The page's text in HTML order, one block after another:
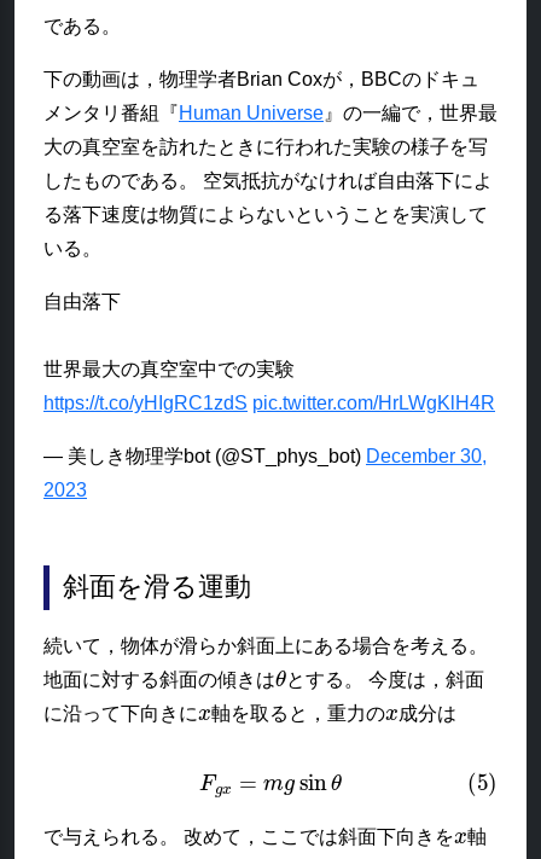
である。
下の動画は，物理学者Brian Coxが，BBCのドキュ
メンタリ番組『Human Universe 』の一編で，世界最
大の真空室を訪れたときに行われた実験の様子を写
したものである。 空気抵抗がなければ自由落下によ
る落下速度は物質によらないということを実演して
いる。
自由落下
世界最大の真空室中での実験
https://t.co/yHIgRC1zdS pic.twitter.com/HrLWgKlH4R
— 美しき物理学bot (@ST_phys_bot) December 30,
2023
斜面を滑る運動
続いて，物体が滑らか斜面上にある場合を考える。
地面に対する斜面の傾きは
θ
とする。 今度は，斜面
に沿って下向きに
軸を取ると，重力の 成分は
(5) =mgsinθ
で与えられる。 改めて，ここでは斜面下向きを
軸